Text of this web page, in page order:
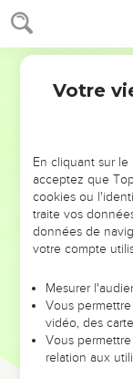
Exode 35
l'onction et pour le
29 Tous les enfants
coeur disposa à
commandé par
présents
Et Moïse dit aux
par son nom
Juda,
Et il l'a rempli
Et pour faire
l'airain,
Pour tailler et
bois et exécuter
Votre
En cliquant sur
acceptez que
cookies ou
traite vos
données de
votre compte
Mesurer
Vous
vidéo, des
Vous
relation aux